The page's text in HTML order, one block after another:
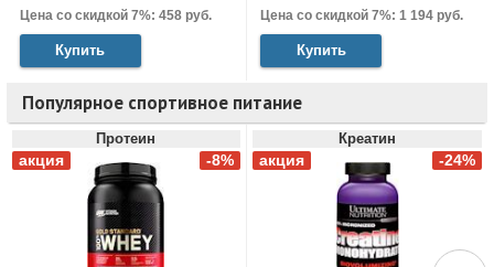
Цена со скидкой 7%: 458 руб.
Купить
Цена со скидкой 7%: 1 194 руб.
Купить
Популярное спортивное питание
Протеин Креатин